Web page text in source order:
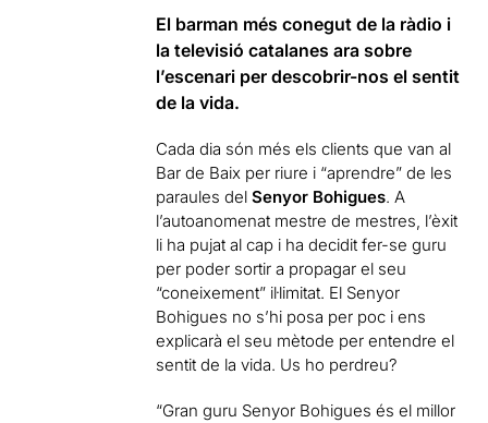
El barman més conegut de la ràdio i
la televisió catalanes ara sobre
l’escenari per descobrir-nos el sentit
de la vida.
Cada dia són més els clients que van al
Bar de Baix per riure i “aprendre” de les
paraules delSenyor Bohigues. A
l’autoanomenat mestre de mestres, l’èxit
li ha pujat al cap i ha decidit fer-se guru
per poder sortir a propagar el seu
“coneixement” il·limitat. El Senyor
Bohigues no s’hi posa per poc i ens
explicarà el seu mètode per entendre el
sentit de la vida. Us ho perdreu?
“Gran guru Senyor Bohigues és el millor